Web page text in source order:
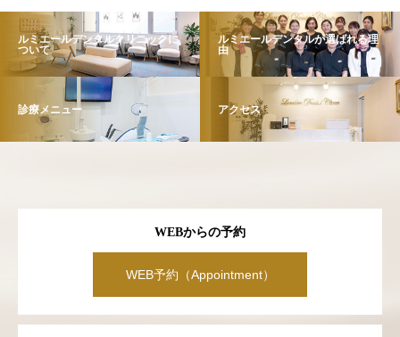
ルミエールデンタルクリニックに
ついて
ルミエールデンタルが選ばれる理
由
診療メニュー アクセス
WEBからの予約
WEB予約（Appointment）